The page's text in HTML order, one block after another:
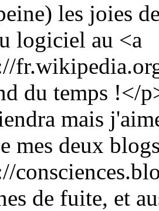
les joies
logiciel au <a
du temps !</
mais
mes deux
de fuite, et